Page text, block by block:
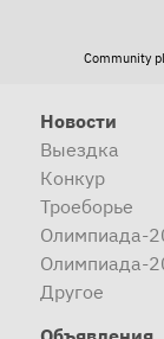
Community
Новости
Выездка
Конкур
Троеборье
Олимпиада-
Олимпиада-
Другое